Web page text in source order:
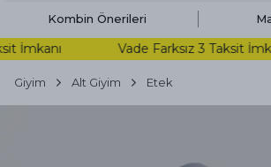
Kombin Önerileri
İmkanı Vade Farksız 3 Taksit
Giyim Alt Giyim Etek